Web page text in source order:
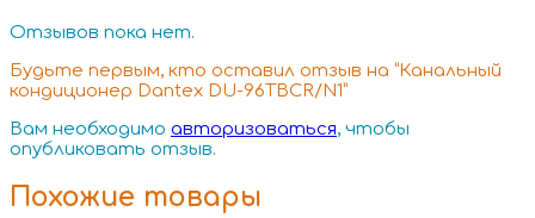
Отзывов пока нет.
Будьте первым, кто оставил отзыв на “Канальный
кондиционер Dantex DU-96TBCR/N1”
Вам необходимо авторизоваться, чтобы
опубликовать отзыв.
Похожие товары